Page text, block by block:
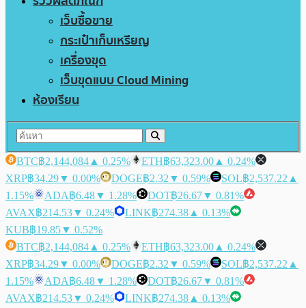
เว็บซื้อขาย
กระเป๋าเก็บเหรียญ
เครื่องขุด
เว็บขุดแบบ Cloud Mining
ห้องเรียน
BTC฿2,144,084 ▲ 0.25% ETH฿63,323.00 ▲ 0.24%
XRP฿34.29▼ 0.00% DOGE฿2.32 ▼ 0.59% SOL฿2,537.22 ▲
1.15%
ADA฿6.48▼ 1.28% DOT฿26.67▼ 0.81%
AVAX฿214.53▼ 0.24% LINK฿274.38 ▲ 0.13%
KUB฿19.85▼ 0.52%
BTC฿2,144,084 ▲ 0.25% ETH฿63,323.00 ▲ 0.24%
XRP฿34.29▼ 0.00% DOGE฿2.32 ▼ 0.59% SOL฿2,537.22 ▲
1.15%
ADA฿6.48▼ 1.28% DOT฿26.67▼ 0.81%
AVAX฿214.53▼ 0.24% LINK฿274.38 ▲ 0.13%